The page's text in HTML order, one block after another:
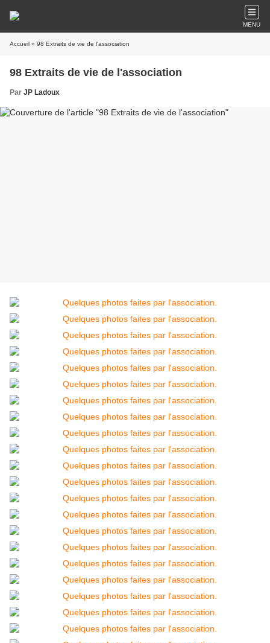
MENU
Accueil » 98 Extraits de vie de l'association
98 Extraits de vie de l'association
Par JP Ladoux